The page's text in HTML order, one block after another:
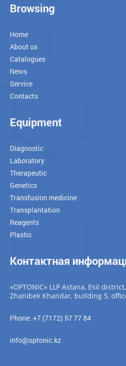
Browsing
Home
About us
Catalogues
News
Service
Contacts
Equipment
Diagnostic
Laboratory
Therapeutic
Genetics
Transfusion medicine
Transplantation
Reagents
Plastic
Контактная
«OPTONIC» LLP Astana, Esil
Zhanibek Khandar, building 5,
Phone: +7 (7172) 57 77 84
info@optonic.kz